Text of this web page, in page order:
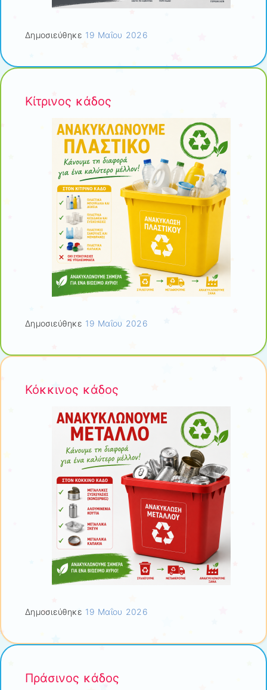
Δημοσιεύθηκε 19 Μαΐου 2026
Κίτρινος κάδος
Δημοσιεύθηκε 19 Μαΐου 2026
Κόκκινος κάδος
Δημοσιεύθηκε 19 Μαΐου 2026
Πράσινος κάδος